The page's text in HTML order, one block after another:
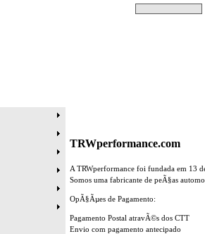
TRWperformance.com
A TRWperformance foi fundada em 13
Somos uma fabricante de peÃ§as
OpÃ§Ãµes de Pagamento:
Pagamento Postal atravÃ©s dos CTT
Envio com pagamento antecipado